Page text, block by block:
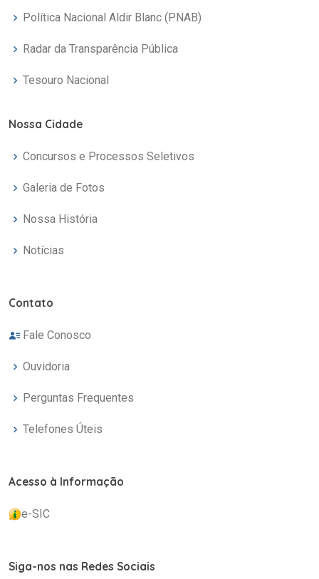
Política Nacional Aldir Blanc (PNAB)
Radar da Transparência Pública
Tesouro Nacional
Nossa Cidade
Concursos e Processos Seletivos
Galeria de Fotos
Nossa História
Notícias
Contato
Fale Conosco
Ouvidoria
Perguntas Frequentes
Telefones Úteis
Acesso à Informação
e-SIC
Siga-nos nas Redes Sociais